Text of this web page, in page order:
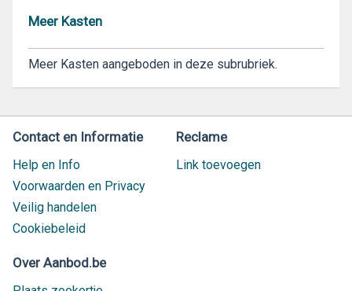
Meer Kasten
Meer Kasten aangeboden in deze subrubriek.
Contact en Informatie
Help en Info
Voorwaarden en Privacy
Veilig handelen
Cookiebeleid
Reclame
Link toevoegen
Over Aanbod.be